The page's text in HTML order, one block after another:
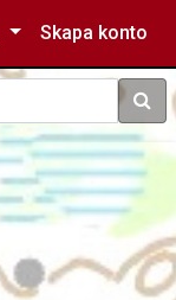
Skapa konto
Sök